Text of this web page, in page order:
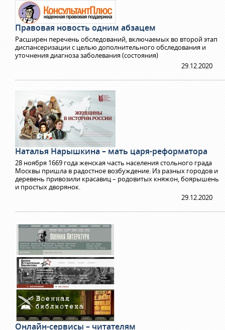
Правовая новость одним абзацем
Расширен перечень обследований, включаемых во второй этап
диспансеризации с целью дополнительного обследования и
уточнения диагноза заболевания (состояния)
29.12.2020
Наталья Нарышкина – мать царя-реформатора
28 ноября 1669 года женская часть населения стольного града
Москвы пришла в радостное возбуждение. Из разных городов и
деревень привозили красавиц – родовитых княжон, боярышень
и простых дворянок.
29.12.2020
Онлайн-сервисы – читателям